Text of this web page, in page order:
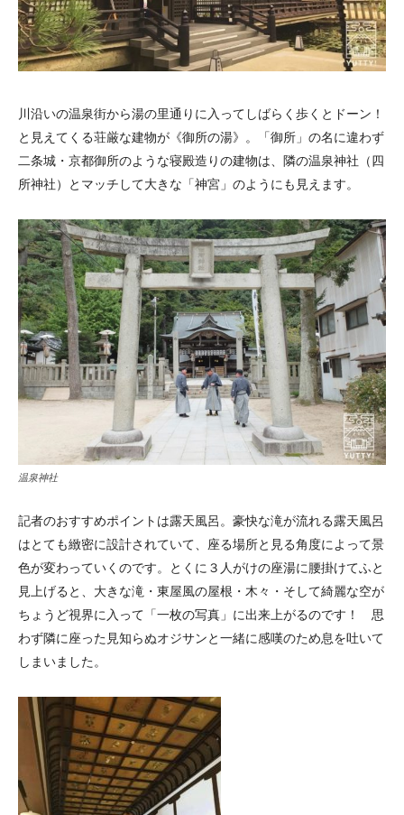
川沿いの温泉街から湯の里通りに入ってしばらく歩くとドーン！
と見えてくる荘厳な建物が《御所の湯》。「御所」の名に違わず
二条城・京都御所のような寝殿造りの建物は、隣の温泉神社（四
所神社）とマッチして大きな「神宮」のようにも見えます。
温泉神社
記者のおすすめポイントは露天風呂。豪快な滝が流れる露天風呂
はとても緻密に設計されていて、座る場所と見る角度によって景
色が変わっていくのです。とくに３人がけの座湯に腰掛けてふと
見上げると、大きな滝・東屋風の屋根・木々・そして綺麗な空が
ちょうど視界に入って「一枚の写真」に出来上がるのです！ 思
わず隣に座った見知らぬオジサンと一緒に感嘆のため息を吐いて
しまいました。